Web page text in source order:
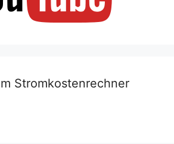
Stromkostenrechner